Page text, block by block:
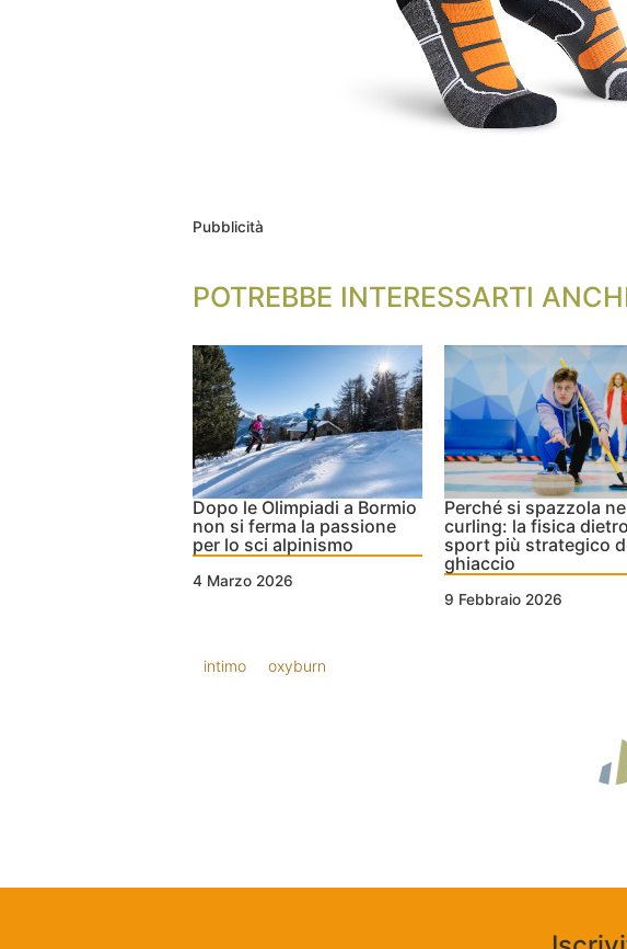
Pubblicità
POTREBBE INTERESSARTI
Dopo le Olimpiadi a Bormio
non si ferma la passione
per lo sci alpinismo
4 Marzo 2026
Perché si spazzola
curling: la fisica
sport più strategico
ghiaccio
9 Febbraio 2026
intimo oxyburn